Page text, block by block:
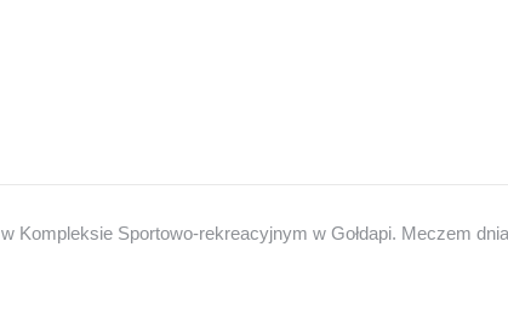
Kompleksie Sportowo-rekreacyjnym w Gołdapi. Meczem